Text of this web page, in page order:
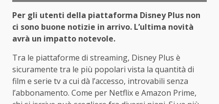
Per gli utenti della piattaforma Disney Plus non
ci sono buone notizie in arrivo. L’ultima novità
avrà un impatto notevole.
Tra le piattaforme di streaming, Disney Plus è
sicuramente tra le più popolari vista la quantità di
film e serie tv a cui dà l’accesso, introvabili senza
l’abbonamento. Come per Netflix e Amazon Prime,